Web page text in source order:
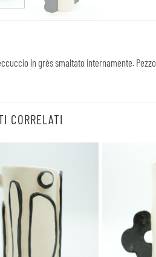
in grès smaltato internamente.
CORRELATI